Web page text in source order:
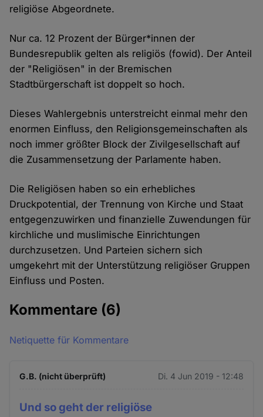
religiöse Abgeordnete.
Nur ca. 12 Prozent der Bürger*innen der
Bundesrepublik gelten als religiös (fowid). Der Anteil
der "Religiösen" in der Bremischen
Stadtbürgerschaft ist doppelt so hoch.
Dieses Wahlergebnis unterstreicht einmal mehr den
enormen Einfluss, den Religionsgemeinschaften als
noch immer größter Block der Zivilgesellschaft auf
die Zusammensetzung der Parlamente haben.
Die Religiösen haben so ein erhebliches
Druckpotential, der Trennung von Kirche und Staat
entgegenzuwirken und finanzielle Zuwendungen für
kirchliche und muslimische Einrichtungen
durchzusetzen. Und Parteien sichern sich
umgekehrt mit der Unterstützung religiöser Gruppen
Einfluss und Posten.
Kommentare (6)
Netiquette für Kommentare
G.B. (nicht überprüft) Di. 4 Jun 2019 - 12:48
Und so geht der religiöse